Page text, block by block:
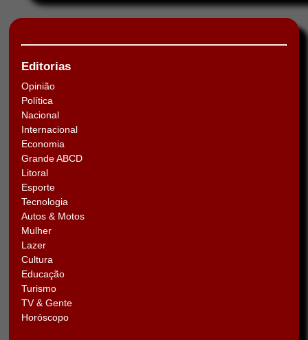
Editorias
Opinião
Política
Nacional
Internacional
Economia
Grande ABCD
Litoral
Esporte
Tecnologia
Autos & Motos
Mulher
Lazer
Cultura
Educação
Turismo
TV & Gente
Horóscopo